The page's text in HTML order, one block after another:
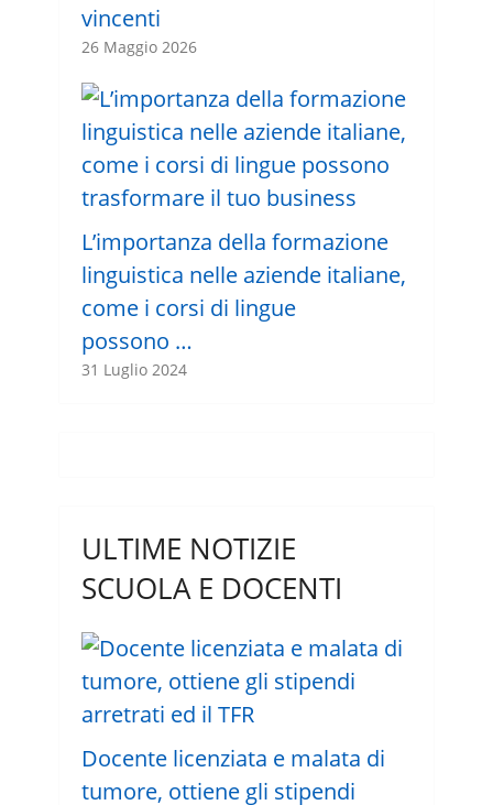
vincenti
26 Maggio 2026
L’importanza della formazione
linguistica nelle aziende italiane,
come i corsi di lingue
possono …
31 Luglio 2024
ULTIME NOTIZIE
SCUOLA E DOCENTI
Docente licenziata e malata di
tumore, ottiene gli stipendi